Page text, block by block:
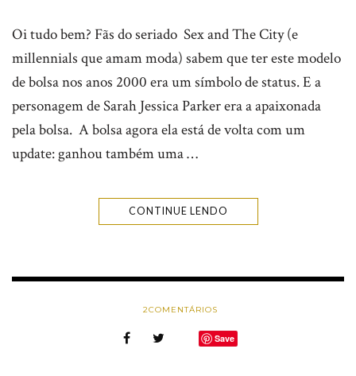
Oi tudo bem? Fãs do seriado Sex and The City (e
millennials que amam moda) sabem que ter este modelo
de bolsa nos anos 2000 era um símbolo de status. E a
personagem de Sarah Jessica Parker era a apaixonada
pela bolsa. A bolsa agora ela está de volta com um
update: ganhou também uma …
CONTINUE LENDO
2COMENTÁRIOS
Save